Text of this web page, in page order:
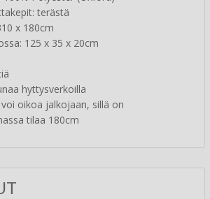
terästä
x 180cm
125 x 35 x 20cm
hyttysverkoilla
oikoa jalkojaan, sillä on
tilaa 180cm